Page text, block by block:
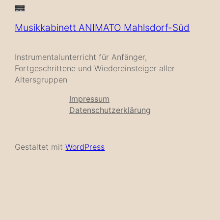
Musikkabinett ANIMATO Mahlsdorf-Süd
Instrumentalunterricht für Anfänger,
Fortgeschrittene und Wiedereinsteiger aller
Altersgruppen
Impressum
Datenschutzerklärung
Gestaltet mitWordPress